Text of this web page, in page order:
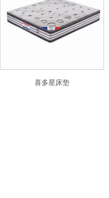
喜多星床垫